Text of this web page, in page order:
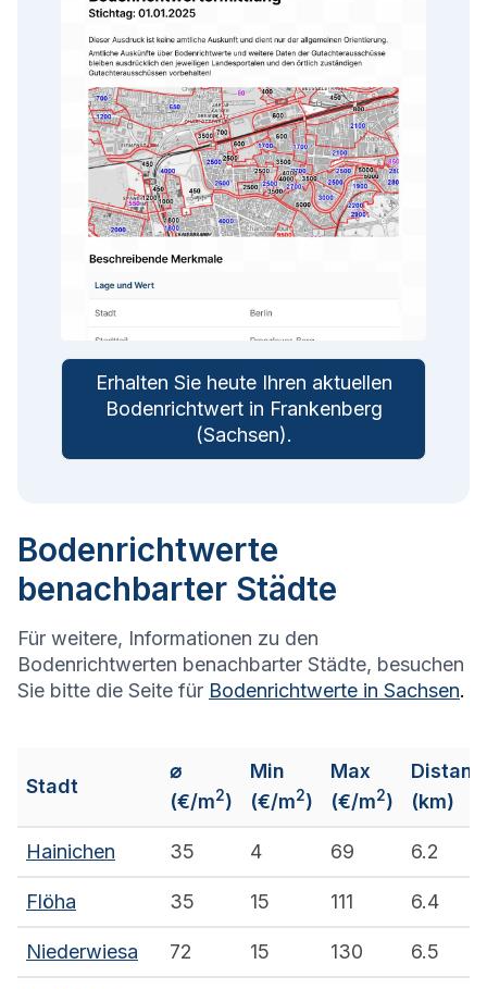
Erhalten Sie heute Ihren aktuellen
Bodenrichtwert in Frankenberg
(Sachsen).
Bodenrichtwerte
benachbarter Städte
Für weitere, Informationen zu den
Bodenrichtwerten benachbarter Städte, besuchen
Sie bitte die Seite für Bodenrichtwerte in Sachsen.
Stadt
⌀
(€/m2)
Min
(€/m2)
Max
(€/m2)
Distanz
(km)
Hainichen 35 4 69 6.2
Flöha 35 15 111 6.4
Niederwiesa 72 15 130 6.5